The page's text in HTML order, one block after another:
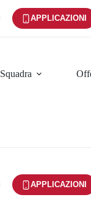
APPLICAZIONI
Squadra
APPLICAZIONI